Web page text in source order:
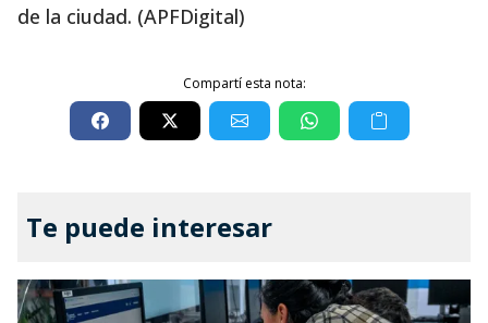
de la ciudad. (APFDigital)
Compartí esta nota:
Te puede interesar